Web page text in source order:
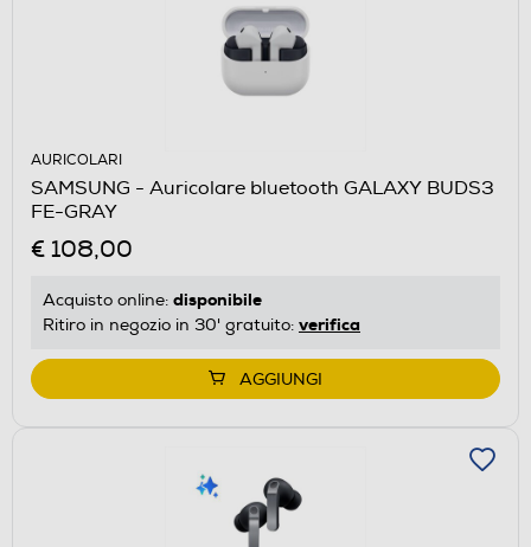
AURICOLARI
SAMSUNG - Auricolare bluetooth GALAXY BUDS3
FE-GRAY
€ 108,00
Acquisto online: disponibile
Ritiro in negozio in 30' gratuito: verifica
AGGIUNGI